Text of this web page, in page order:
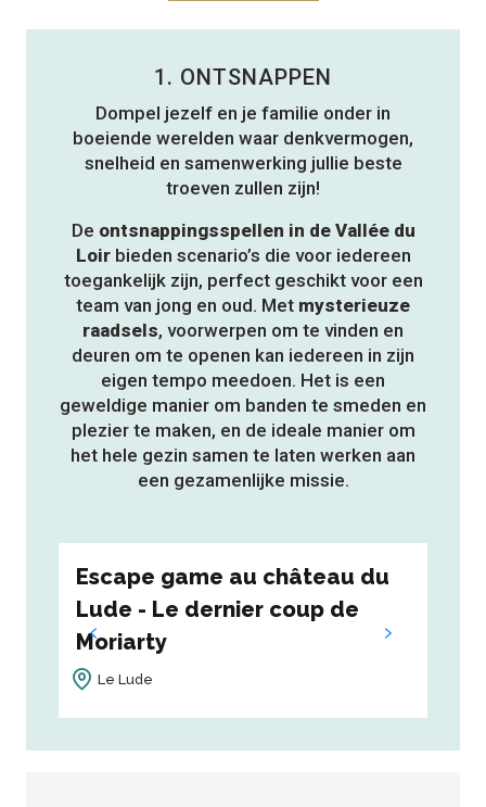
1. ONTSNAPPEN
Dompel jezelf en je familie onder in
boeiende werelden waar denkvermogen,
snelheid en samenwerking jullie beste
troeven zullen zijn!
De ontsnappingsspellen in de Vallée du
Loirbieden scenario’s die voor iedereen
toegankelijk zijn, perfect geschikt voor een
team van jong en oud. Met mysterieuze
raadsels, voorwerpen om te vinden en
deuren om te openen kan iedereen in zijn
eigen tempo meedoen. Het is een
geweldige manier om banden te smeden en
plezier te maken, en de ideale manier om
het hele gezin samen te laten werken aan
een gezamenlijke missie.
Escape game au château du
Lude - Le dernier coup de
Moriarty
Le Lude